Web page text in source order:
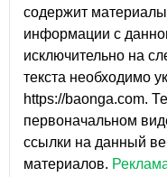
содержит
информации с
исключительно на
текста необходимо
https://baonga.com.
первоначальном
ссылки на данный
материалов.